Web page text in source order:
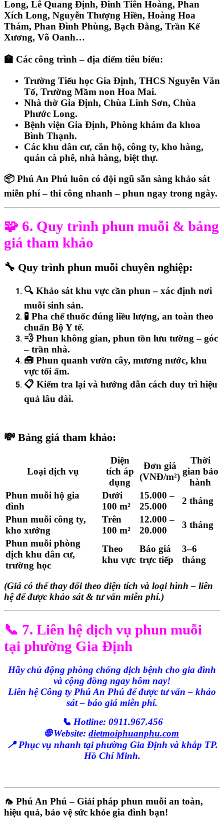
Long, Lê Quang Định, Đinh Tiên Hoàng, Phan
Xích Long, Nguyễn Thượng Hiền, Hoàng Hoa
Thám, Phan Đình Phùng, Bạch Đằng, Trần Kế
Xương, Võ Oanh…
🏫 Các công trình – địa điểm tiêu biểu:
Trường Tiểu học Gia Định, THCS Nguyễn Văn
Tố, Trường Mầm non Hoa Mai.
Nhà thờ Gia Định, Chùa Linh Sơn, Chùa
Phước Long.
Bệnh viện Gia Định, Phòng khám đa khoa
Bình Thạnh.
Các khu dân cư, căn hộ, công ty, kho hàng,
quán cà phê, nhà hàng, biệt thự.
📦 Phú An Phú luôn có đội ngũ sẵn sàng khảo sát
miễn phí – thi công nhanh – phun ngay trong ngày.
🧩 6. Quy trình phun muỗi & bảng
giá tham khảo
🔧 Quy trình phun muỗi chuyên nghiệp:
🔍 Khảo sát khu vực cần phun – xác định nơi
muỗi sinh sản.
🧪 Pha chế thuốc đúng liều lượng, an toàn theo
chuẩn Bộ Y tế.
💨 Phun không gian, phun tồn lưu tường – góc
– trần nhà.
🧰 Phun quanh vườn cây, mương nước, khu
vực tối ẩm.
📋 Kiểm tra lại và hướng dẫn cách duy trì hiệu
quả lâu dài.
💸 Bảng giá tham khảo:
Loại dịch vụ
Diện
tích áp
dụng
Đơn giá
(VNĐ/m²)
Thời
gian bảo
hành
Phun muỗi hộ gia
đình
Dưới
100 m²
15.000 –
25.000
2 tháng
Phun muỗi công ty,
kho xưởng
Trên
100 m²
12.000 –
20.000
3 tháng
Phun muỗi phòng
dịch khu dân cư,
trường học
Theo
khu vực
Báo giá
trực tiếp
3–6
tháng
(Giá có thể thay đổi theo diện tích và loại hình – liên
hệ để được khảo sát & tư vấn miễn phí.)
📞 7. Liên hệ dịch vụ phun muỗi
tại phường Gia Định
Hãy chủ động phòng chống dịch bệnh cho gia đình
và cộng đồng ngay hôm nay!
Liên hệ Công ty Phú An Phú để được tư vấn – khảo
sát – báo giá miễn phí.
📞 Hotline: 0911.967.456
🌐 Website: dietmoiphuanphu.com
📍 Phục vụ nhanh tại phường Gia Định và khắp TP.
Hồ Chí Minh.
🦟 Phú An Phú – Giải pháp phun muỗi an toàn,
hiệu quả, bảo vệ sức khỏe gia đình bạn!